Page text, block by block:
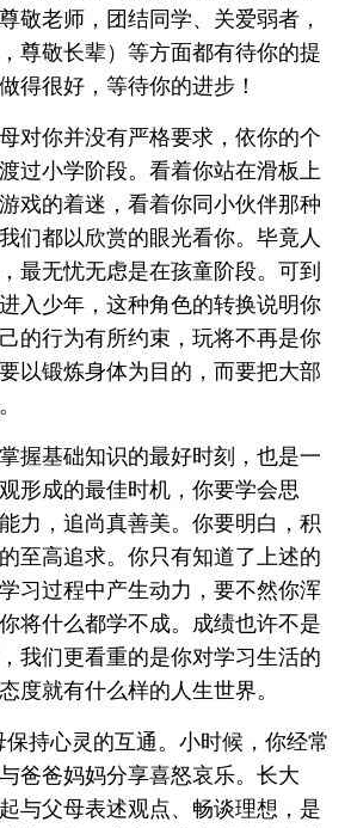
敬老师，团结同学、关爱弱者，
尊敬长辈）等方面都有待你的提
得很好，等待你的进步！
对你并没有严格要求，依你的个
过小学阶段。看着你站在滑板上
戏的着迷，看着你同小伙伴那种
们都以欣赏的眼光看你。毕竟人
最无忧无虑是在孩童阶段。可到
入少年，这种角色的转换说明你
的行为有所约束，玩将不再是你
以锻炼身体为目的，而要把大部
上。
握基础知识的最好时刻，也是一
形成的最佳时机，你要学会思
力，追尚真善美。你要明白，积
至高追求。你只有知道了上述的
习过程中产生动力，要不然你浑
将什么都学不成。成绩也许不是
我们更看重的是你对学习生活的
度就有什么样的人生世界。
持心灵的互通。小时候，你经常
爸爸妈妈分享喜怒哀乐。长大
与父母表述观点、畅谈理想，是